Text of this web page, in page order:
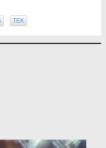
TEK